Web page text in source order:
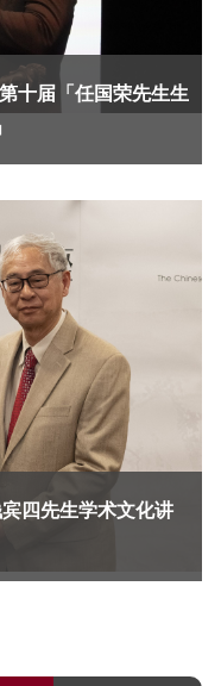
届「任国荣先生生
四先生学术文化讲